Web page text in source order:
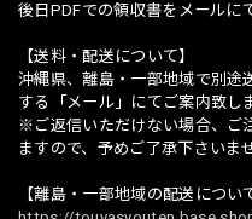
後日PDFでの領収書をメールに
【送料・配送について】
沖縄県、離島・一部地域で別途
する「メール」にてご案内致し
※ご返信いただけない場合、ご
ますので、予めご了承下さいま
【離島・一部地域の配送につい